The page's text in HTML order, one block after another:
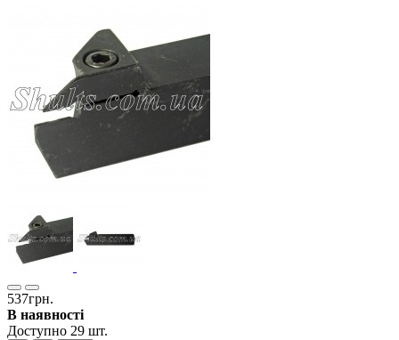
537грн.
В наявності
Доступно 29 шт.